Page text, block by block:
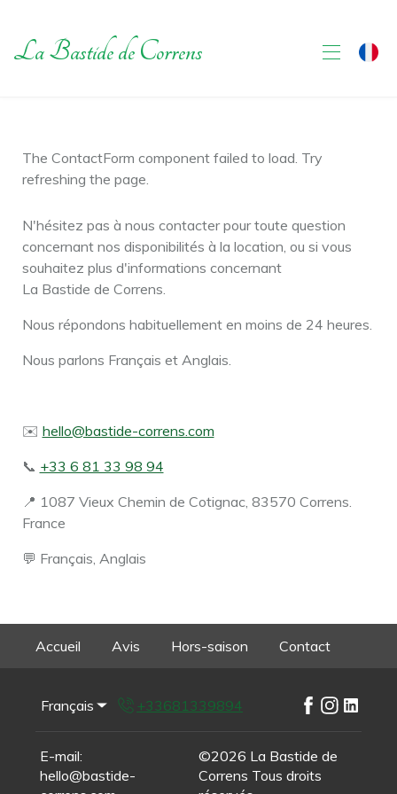
La Bastide de Correns
Photos
Vignobles
Activités
Contact
The ContactForm component failed to load. Try
refreshing the page.
N'hésitez pas à nous contacter pour toute question
concernant nos disponibilités à la location, ou si vous
souhaitez plus d'informations concernant
La Bastide de Correns.
Nous répondons habituellement en moins de 24 heures.
Nous parlons Français et Anglais.
✉️ hello@bastide-correns.com
📞 +33 6 81 33 98 94
📍 1087 Vieux Chemin de Cotignac, 83570 Correns.
France
💬 Français, Anglais
Accueil Avis Hors-saison Contact
Français +33681339894
E-mail:
hello@bastide-
©2026 La Bastide de
Correns Tous droits